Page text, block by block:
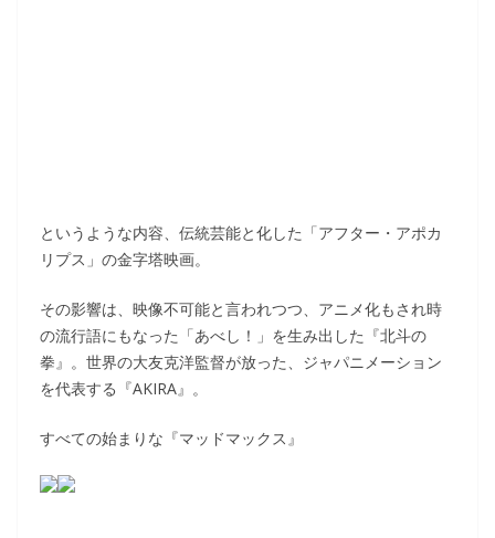
というような内容、伝統芸能と化した「アフター・アポカ
リプス」の金字塔映画。
その影響は、映像不可能と言われつつ、アニメ化もされ時
の流行語にもなった「あべし！」を生み出した『北斗の
拳』。世界の大友克洋監督が放った、ジャパニメーション
を代表する『AKIRA』。
すべての始まりな『マッドマックス』